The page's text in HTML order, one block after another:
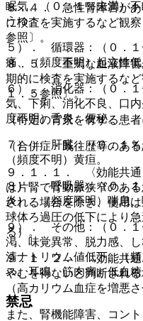
８．４． 急性腎障害があ
に検査を実施するなど観
参照〕。
８．５． 重篤な血液障害
期的に検査を実施するな
１．５参照〕。
（特定の背景を有する患者
（合併症・既往歴等のある
９．１．１． 〈効能共通
は片腎で腎動脈狭窄のあ
される場合を除き、使用
球体ろ過圧の低下により
る）。
９．１．２． 〈効能共通
やむを得ないと判断され
（高カリウム血症を増悪
また、腎機能障害、コン
眠気、（０．１％未満）
うつ。
５）． 循環器：（０．１
痛、（頻度不明）起立性
６）． 消化器：（０．
気、下痢、消化不良、口
度不明）舌炎、便秘。
７）． 肝臓：（０．１％
（頻度不明）黄疸。
８）． 呼吸器：（０．１
炎）、（頻度不明）喘息、
９）． その他：（０．１
渇、味覚異常、脱力感、
清ナトリウム値低下、（
ス、耳鳴、筋肉痛、低血
禁忌